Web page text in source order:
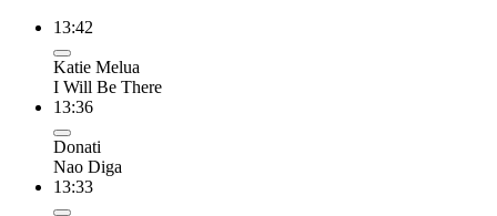
13:42
Katie Melua
I Will Be There
13:36
Donati
Nao Diga
13:33